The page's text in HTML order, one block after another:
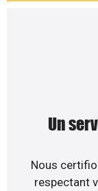
Un
Nous
respectant